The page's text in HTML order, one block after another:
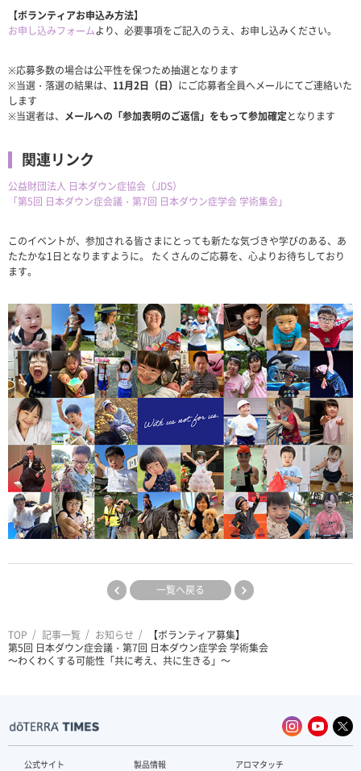
【ボランティアお申込み方法】
お申し込みフォームより、必要事項をご記入のうえ、お申し込みください。
※応募多数の場合は公平性を保つため抽選となります
※当選・落選の結果は、 11月2日（日） にご応募者全員へメールにてご連絡いた
します
※当選者は、 メールへの「参加表明のご返信」をもって参加確定となります
関連リンク
公益財団法人 日本ダウン症協会（JDS）
「第5回 日本ダウン症会議・第7回 日本ダウン症学会 学術集会」
このイベントが、参加される皆さまにとっても新たな気づきや学びのある、あ
たたかな1日となりますように。 たくさんのご応募を、心よりお待ちしており
ます。
一覧へ戻る
TOP 記事一覧 お知らせ
【ボランティア募集】
第5回 日本ダウン症会議・第7回 日本ダウン症学会 学術集会
〜わくわくする可能性「共に考え、共に生きる」〜
公式サイト 製品情報 アロマタッチ